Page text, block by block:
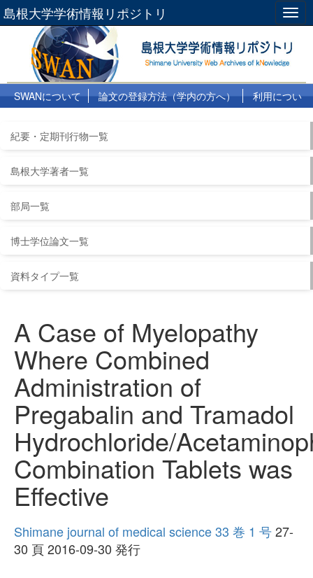
島根大学学術情報リポジトリ
SWANについて 論文の登録方法（学内の方へ）
利用につい
紀要・定期刊行物一覧
島根大学著者一覧
部局一覧
博士学位論文一覧
資料タイプ一覧
A Case of Myelopathy
Where Combined
Administration of
Pregabalin and Tramadol
Hydrochloride/
Combination Tablets was
Effective
Shimane journal of medical science 33 巻 1 号27-
30 頁 2016-09-30 発行